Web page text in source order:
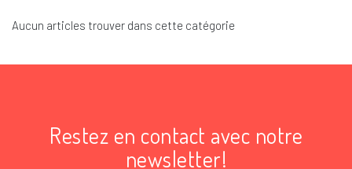
Aucun articles trouver dans cette catégorie
Restez en contact avec notre
newsletter!